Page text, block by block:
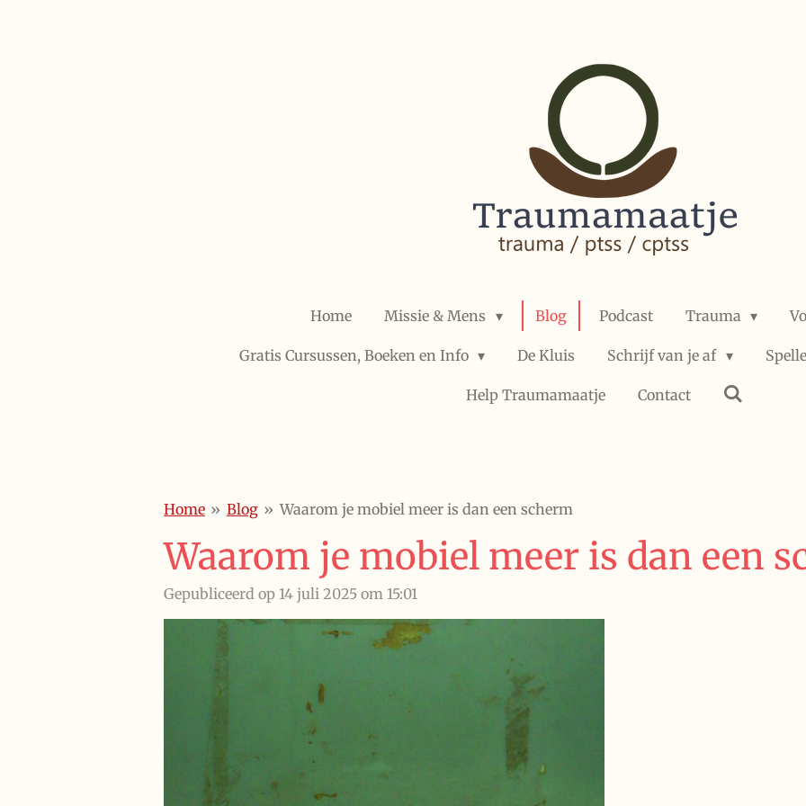
Home Missie & Mens Blog Podcast Trauma
Gratis Cursussen, Boeken en Info De Kluis Schrijf van je af
Help Traumamaatje Contact
Home » Blog » Waarom je mobiel meer is dan een scherm
Waarom je mobiel meer is dan een
Gepubliceerd op 14 juli 2025 om 15:01